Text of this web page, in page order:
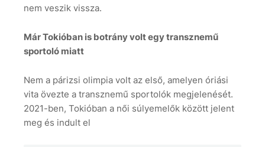
nem veszik vissza.
Már Tokióban is botrány volt egy transznemű
sportoló miatt
Nem a párizsi olimpia volt az első, amelyen óriási
vita övezte a transznemű sportolók megjelenését.
2021-ben, Tokióban a női súlyemelők között jelent
meg és indult el